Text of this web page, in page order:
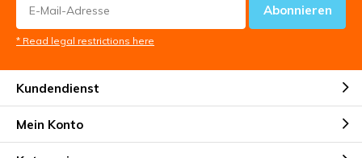
Abonnieren
* Read legal restrictions here
Kundendienst
Mein Konto